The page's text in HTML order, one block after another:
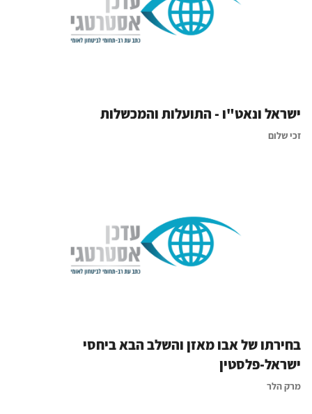
ישראל ונאט"ו - התועלות והמכשלות
זכי שלום
בחירתו של אבו מאזן והשלב הבא ביחסי
ישראל-פלסטין
מרק הלר